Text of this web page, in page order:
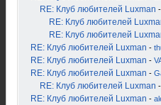
RE: Клуб любителей Luxman -
RE: Клуб любителей
RE: Клуб любителей
RE: Клуб любителей Luxman -
RE: Клуб любителей Luxman -
RE: Клуб любителей Luxman -
RE: Клуб любителей Luxman -
RE: Клуб любителей Luxman -